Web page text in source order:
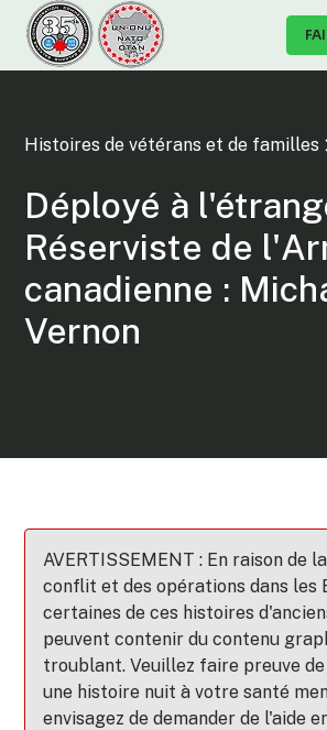
Histoires de vétérans et de familles
Déployé à
Réserviste de
canadienne :
Vernon
AVERTISSEMENT : En raison de
conflit et des opérations dans les
certaines de ces histoires
peuvent contenir du contenu
troublant. Veuillez faire preuve
une histoire nuit à votre santé
envisagez de demander de l'aide